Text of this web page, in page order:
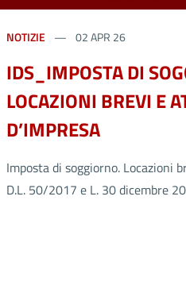
NOTIZIE 02 APR 26
IDS_IMPOSTA DI
LOCAZIONI BREVI E
D’IMPRESA
Imposta di soggiorno. Locazioni
D.L. 50/2017 e L. 30 dicembre